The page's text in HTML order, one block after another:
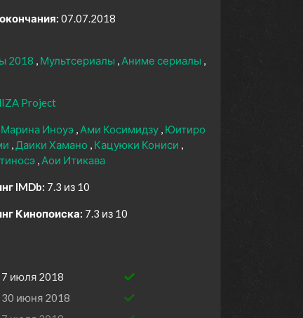
07.07.2018
2018 Мультсериалы
Аниме сериалы
Project
Марина Иноуэ Ами Косимидзу Юитиро
Даики Хамано
Кацуюки Кониси
Аои Итикава
IMDb: 7.3 из 10
Кинопоиска: 7.3 из 10
7 июля 2018
30 июня 2018